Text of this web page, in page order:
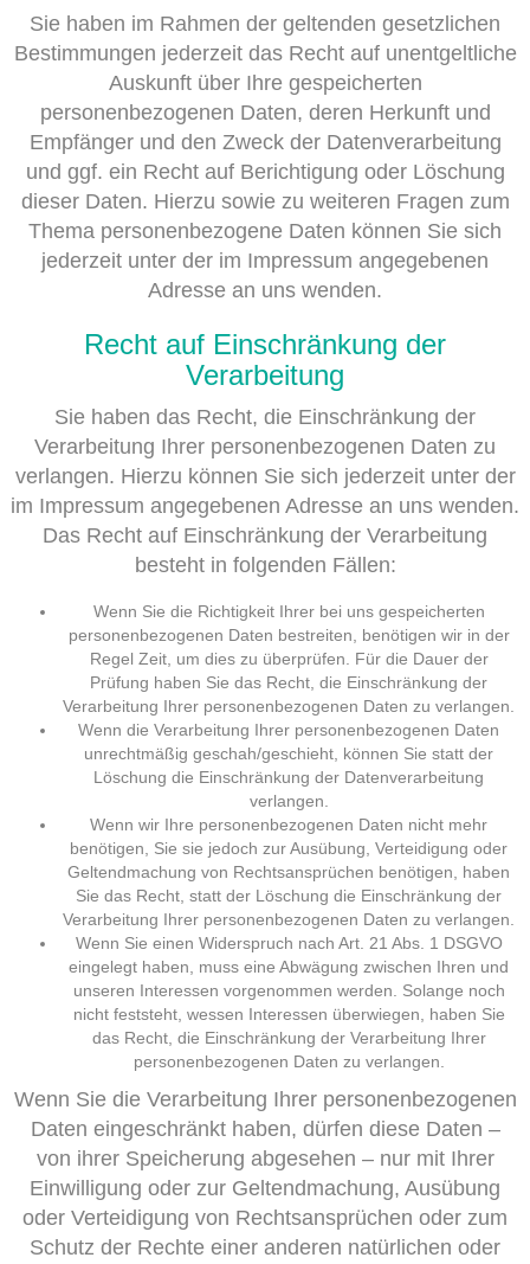
Sie haben im Rahmen der geltenden gesetzlichen
Bestimmungen jederzeit das Recht auf unentgeltliche
Auskunft über Ihre gespeicherten
personenbezogenen Daten, deren Herkunft und
Empfänger und den Zweck der Datenverarbeitung
und ggf. ein Recht auf Berichtigung oder Löschung
dieser Daten. Hierzu sowie zu weiteren Fragen zum
Thema personenbezogene Daten können Sie sich
jederzeit unter der im Impressum angegebenen
Adresse an uns wenden.
Recht auf Einschränkung der
Verarbeitung
Sie haben das Recht, die Einschränkung der
Verarbeitung Ihrer personenbezogenen Daten zu
verlangen. Hierzu können Sie sich jederzeit unter der
im Impressum angegebenen Adresse an uns wenden.
Das Recht auf Einschränkung der Verarbeitung
besteht in folgenden Fällen:
Wenn Sie die Richtigkeit Ihrer bei uns gespeicherten
personenbezogenen Daten bestreiten, benötigen wir in der
Regel Zeit, um dies zu überprüfen. Für die Dauer der
Prüfung haben Sie das Recht, die Einschränkung der
Verarbeitung Ihrer personenbezogenen Daten zu verlangen.
Wenn die Verarbeitung Ihrer personenbezogenen Daten
unrechtmäßig geschah/geschieht, können Sie statt der
Löschung die Einschränkung der Datenverarbeitung
verlangen.
Wenn wir Ihre personenbezogenen Daten nicht mehr
benötigen, Sie sie jedoch zur Ausübung, Verteidigung oder
Geltendmachung von Rechtsansprüchen benötigen, haben
Sie das Recht, statt der Löschung die Einschränkung der
Verarbeitung Ihrer personenbezogenen Daten zu verlangen.
Wenn Sie einen Widerspruch nach Art. 21 Abs. 1 DSGVO
eingelegt haben, muss eine Abwägung zwischen Ihren und
unseren Interessen vorgenommen werden. Solange noch
nicht feststeht, wessen Interessen überwiegen, haben Sie
das Recht, die Einschränkung der Verarbeitung Ihrer
personenbezogenen Daten zu verlangen.
Wenn Sie die Verarbeitung Ihrer personenbezogenen
Daten eingeschränkt haben, dürfen diese Daten –
von ihrer Speicherung abgesehen – nur mit Ihrer
Einwilligung oder zur Geltendmachung, Ausübung
oder Verteidigung von Rechtsansprüchen oder zum
Schutz der Rechte einer anderen natürlichen oder